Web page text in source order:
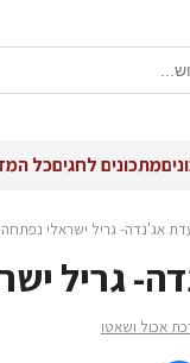
מתכונים לחגיםכל
אג'נדה- גריל ישראלי
גריל
אכול ושאטו